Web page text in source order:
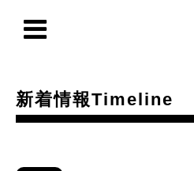
新着情報Timeline